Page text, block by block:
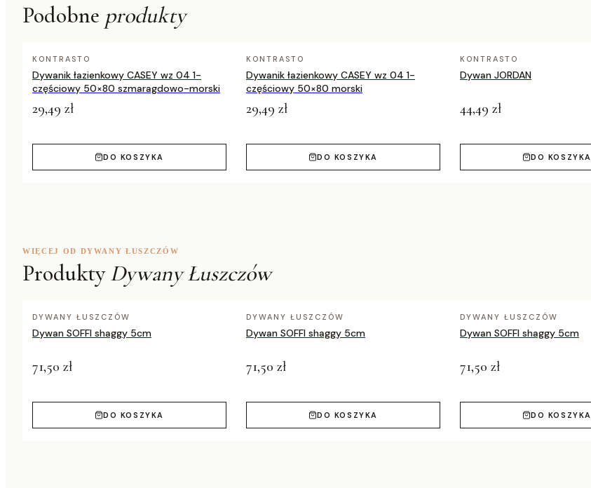
Dostępne rozmiary 80x150 cm, 120x170 cm, 140x190 cm, 160x220 cm, 180x270 cm, 200x290 cm, 240x330 cm
Podobne produkty
KONTRASTO
Dywanik łazienkowy CASEY wz 04 1-
częściowy 50×80 szmaragdowo-morski
29,49 zł
DO KOSZYKA
KONTRASTO
Dywanik łazienkowy CASEY wz 04 1-
częściowy 50×80 morski
29,49 zł
DO KOSZYKA
KONTRASTO
Dywan JORDAN
44,49 zł
DO KOSZYKA
WIĘCEJ OD DYWANY ŁUSZCZÓW
Produkty Dywany Łuszczów
DYWANY ŁUSZCZÓW
Dywan SOFFI shaggy 5cm
71,50 zł
DO KOSZYKA
DYWANY ŁUSZCZÓW
Dywan SOFFI shaggy 5cm
71,50 zł
DO KOSZYKA
DYWANY ŁUSZCZÓW
Dywan SOFFI shaggy 5cm
71,50 zł
DO KOSZYKA